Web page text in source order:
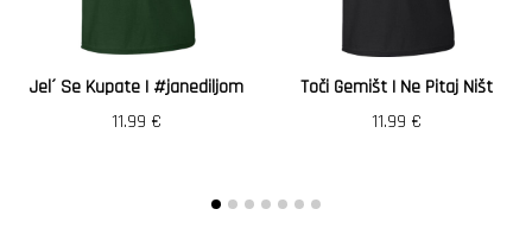
Jel´ Se Kupate | #janediljom
11.99 €
Toči Gemišt I Ne Pitaj Ništ
11.99 €